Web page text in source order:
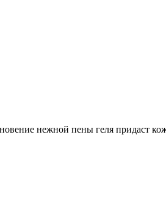
нежной пены геля придаст